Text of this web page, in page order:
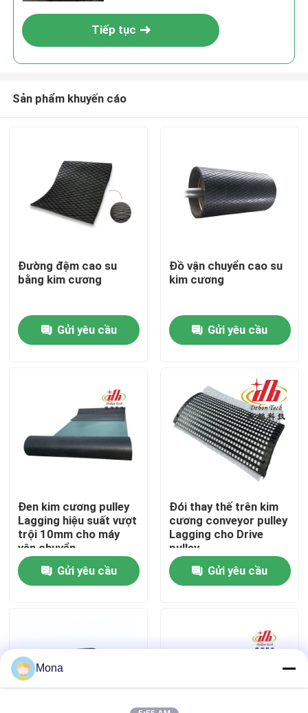
Nhà
Về chúng tôi
Kiểm soát chất lượng
Liên hệ chúng tôi
Lớp lót gốm
Lớp lót gốm Alumina
Tiếp tục
Sản phẩm khuyến cáo
Đường đệm cao su
bằng kim cương
Gửi yêu cầu
Đồ vận chuyển cao su
kim cương
Gửi yêu cầu
Đen kim cương pulley
Lagging hiệu suất vượt
trội 10mm cho máy
vận chuyển
Gửi yêu cầu
Đói thay thế trên kim
cương conveyor pulley
Lagging cho Drive
pulley
Gửi yêu cầu
Mona